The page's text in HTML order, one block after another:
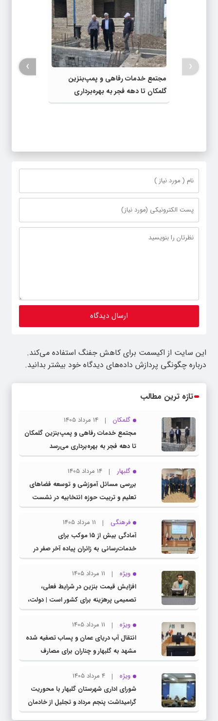
مجتمع خدمات رفاهی و پمپ‌بنزین
گلمکان تا دهه فجر به بهره‌برداری
می‌رسد
‹
›
این سایت از اکیسمت برای کاهش جفنگ استفاده می‌کند.
درباره چگونگی پردازش داده‌های دیدگاه خود بیشتر بدانید.
تازه ترین مطالب
گلمکان
14 مرداد 1405
مجتمع خدمات رفاهی و پمپ‌بنزین گلمکان
تا دهه فجر به بهره‌برداری می‌رسد
گلبهار
14 مرداد 1405
بررسی مسائل آموزشی و توسعه فضاهای
تعلیم و تربیت حوزه انتخابیه در نشست
مشترک عضو کمیسیون آموزش مجلس با
مدیرکل آموزش و پرورش خراسان رضوی
فرهنگی
11 مرداد 1405
آمادگی بیش از ۱۵ موکب برای
خدمات‌رسانی به زائران پیاده آخر صفر در
شهرستان چناران
ویژه
11 مرداد 1405
افزایش قیمت بنزین در شرایط فعلی،
تصمیمی پرهزینه برای کشور است | دولت،
قاچاق سوخت و عوامل اصلی ناترازی را
محدود کند، نه سفره مردم
ویژه
11 مرداد 1405
انتقال آب دریای عمان و پساب تصفیه شده
مشهد به گلبهار و چناران برای مصارف
صنعتی و کشاورزی | لزوم تسریع در اجرای
پروژه‌های قطار و آزادراه مشهد- گلبهار-
چناران
ویژه
4 مرداد 1405
شورای اداری شهرستان گلبهار با محوریت
گرامیداشت پنجم مرداد و تجلیل از خادمان
عرصه نماز برگزار شد